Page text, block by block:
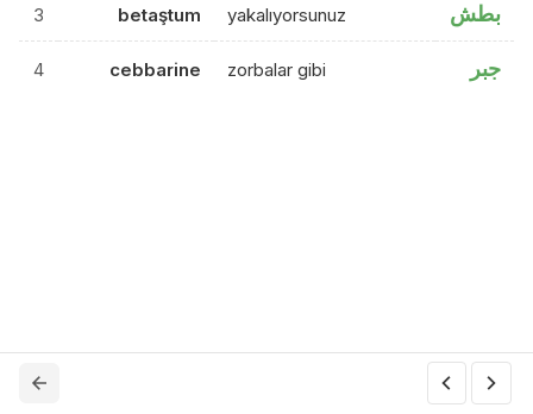
3 betaştum yakalıyorsunuz بطش
4 cebbarine zorbalar gibi جبر